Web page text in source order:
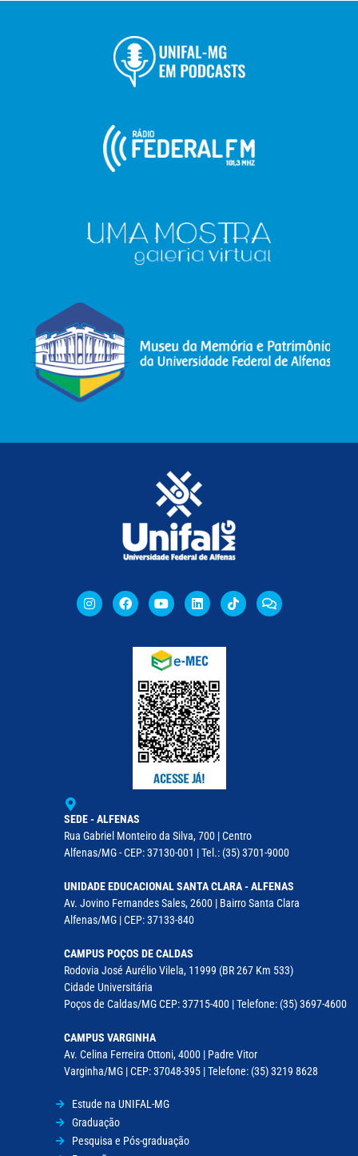
SEDE - ALFENAS
Rua Gabriel Monteiro da Silva, 700 | Centro
Alfenas/MG - CEP: 37130-001 | Tel.: (35) 3701-9000
UNIDADE EDUCACIONAL SANTA CLARA - ALFENAS
Av. Jovino Fernandes Sales, 2600 | Bairro Santa Clara
Alfenas/MG | CEP: 37133-840
CAMPUS POÇOS DE CALDAS
Rodovia José Aurélio Vilela, 11999 (BR 267 Km 533)
Cidade Universitária
Poços de Caldas/MG CEP: 37715-400 | Telefone: (35) 3697-4600
CAMPUS VARGINHA
Av. Celina Ferreira Ottoni, 4000 | Padre Vitor
Varginha/MG | CEP: 37048-395 | Telefone: (35) 3219 8628
Estude na UNIFAL-MG
Graduação
Pesquisa e Pós-graduação